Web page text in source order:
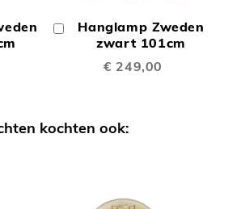
Hanglamp Zweden
zwart 101cm
€ 249,00
Winkelwagen
kochten ook: